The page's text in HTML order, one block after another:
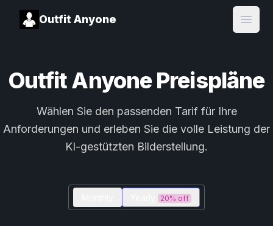
Outfit Anyone
Open
Outfit Anyone Preispläne
Wählen Sie den passenden Tarif für Ihre
Anforderungen und erleben Sie die volle Leistung der
KI-gestützten Bilderstellung.
20% off